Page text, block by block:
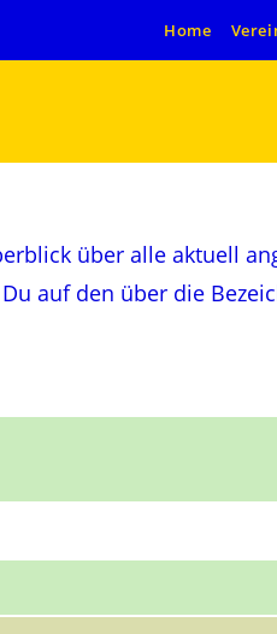
Home
über alle aktuell
auf den über die